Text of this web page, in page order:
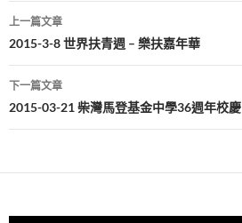
文
章
導
覽
上一篇文章
2015-3-8 世界扶青週 – 樂扶嘉年華
下一篇文章
2015-03-21 柴灣馬登基金中學36週年校慶